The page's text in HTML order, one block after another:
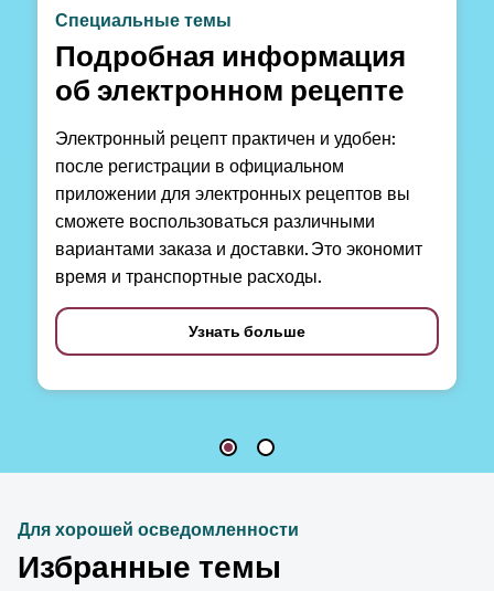
Специальные темы
Подробная информация
об электронном рецепте
Электронный рецепт практичен и удобен:
после регистрации в официальном
приложении для электронных рецептов вы
сможете воспользоваться различными
вариантами заказа и доставки. Это экономит
время и транспортные расходы.
Узнать больше
Для хорошей осведомленности
Избранные темы